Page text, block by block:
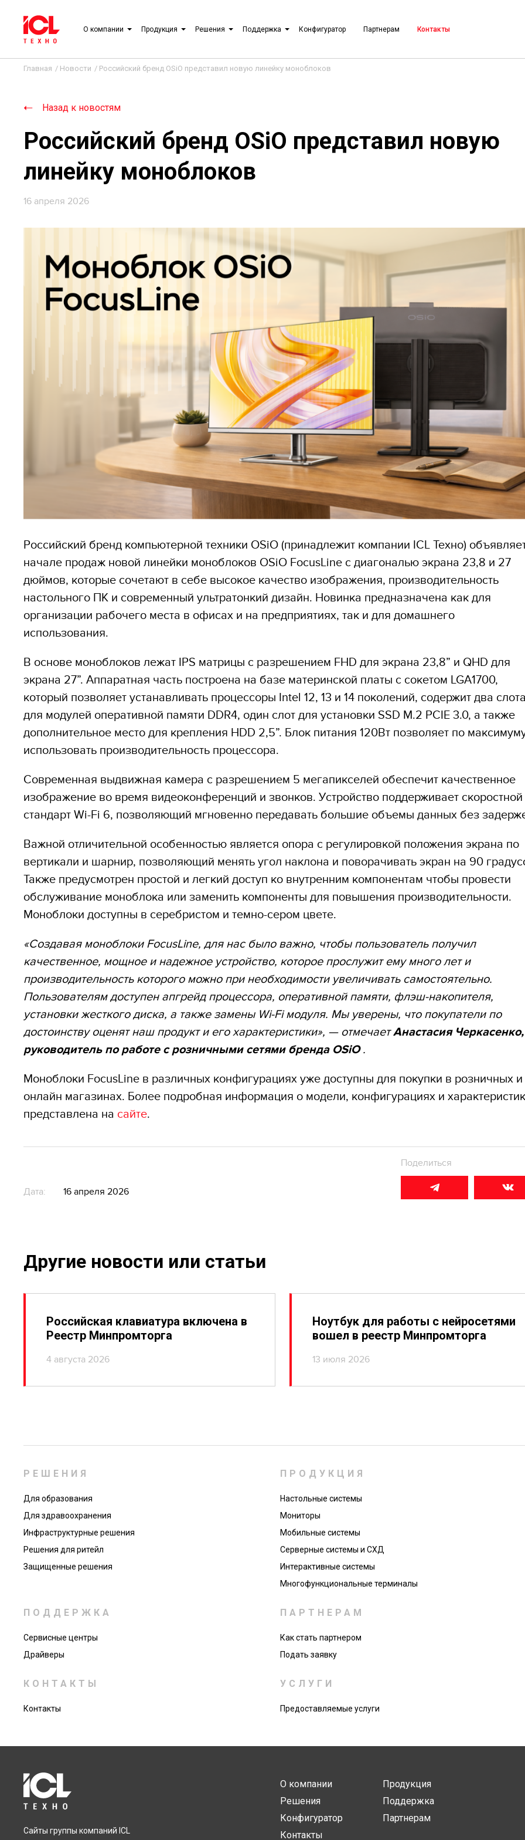
О компании Продукция Решения Поддержка Конфигуратор Партнерам Контакты
Главная / Новости / Российский бренд OSiO представил новую линейку моноблоков
Назад к новостям
Российский бренд OSiO представил новую
линейку моноблоков
16 апреля 2026
Российский бренд компьютерной техники OSiO (принадлежит компании ICL Техно)
начале продаж новой линейки моноблоков OSiO FocusLine с диагональю экрана 23,8 и 27
дюймов, которые сочетают в себе высокое качество изображения, производительность
настольного ПК и современный ультратонкий дизайн. Новинка предназначена как для
организации рабочего места в офисах и на предприятиях, так и для домашнего
использования.
В основе моноблоков лежат IPS матрицы с разрешением FHD для экрана 23,8” и QHD для
экрана 27”. Аппаратная часть построена на базе материнской платы с сокетом LGA1700,
который позволяет устанавливать процессоры Intel 12, 13 и 14 поколений, содержит два
для модулей оперативной памяти DDR4, один слот для установки SSD M.2 PCIE 3.0, а также
дополнительное место для крепления HDD 2,5”. Блок питания 120Вт позволяет по
использовать производительность процессора.
Современная выдвижная камера с разрешением 5 мегапикселей обеспечит качественное
изображение во время видеоконференций и звонков. Устройство поддерживает скоростной
стандарт Wi-Fi 6, позволяющий мгновенно передавать большие объемы данных без
Важной отличительной особенностью является опора с регулировкой положения экрана по
вертикали и шарнир, позволяющий менять угол наклона и поворачивать экран на 90
Также предусмотрен простой и легкий доступ ко внутренним компонентам чтобы провести
обслуживание моноблока или заменить компоненты для повышения производительности.
Моноблоки доступны в серебристом и темно-сером цвете.
«Создавая моноблоки FocusLine, для нас было важно, чтобы пользователь получил
качественное, мощное и надежное устройство, которое прослужит ему много лет и
производительность которого можно при необходимости увеличивать самостоятельно.
Пользователям доступен апгрейд процессора, оперативной памяти, флэш-накопителя,
установки жесткого диска, а также замены Wi-Fi модуля. Мы уверены, что покупатели по
достоинству оценят наш продукт и его характеристики», — отмечаетАнастасия Черкасенко,
руководитель по работе с розничными сетями бренда OSiO.
Моноблоки FocusLine в различных конфигурациях уже доступны для покупки в розничных и
онлайн магазинах. Более подробная информация о модели, конфигурациях и
представлена на сайте.
Дата: 16 апреля 2026
Поделиться
Другие новости или статьи
Российская клавиатура включена в
Реестр Минпромторга
4 августа 2026
Ноутбук для работы с нейросетями
вошел в реестр Минпромторга
13 июля 2026
РЕШЕНИЯ
Для образования
Для здравоохранения
Инфраструктурные решения
Решения для ритейл
Защищенные решения
ПРОДУКЦИЯ
Настольные системы
Мониторы
Мобильные системы
Серверные системы и СХД
Интерактивные системы
Многофункциональные терминалы
ПОДДЕРЖКА
Сервисные центры
Драйверы
ПАРТНЕРАМ
Как стать партнером
Подать заявку
КОНТАКТЫ
Контакты
УСЛУГИ
Предоставляемые услуги
Сайты группы компаний ICL
О компании
Продукция
Решения
Поддержка
Конфигуратор
Партнерам
Контакты